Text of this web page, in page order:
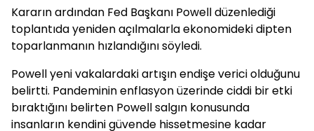
Kararın ardından Fed Başkanı Powell düzenlediği
toplantıda yeniden açılmalarla ekonomideki dipten
toparlanmanın hızlandığını söyledi.
Powell yeni vakalardaki artışın endişe verici olduğunu
belirtti. Pandeminin enflasyon üzerinde ciddi bir etki
bıraktığını belirten Powell salgın konusunda
insanların kendini güvende hissetmesine kadar